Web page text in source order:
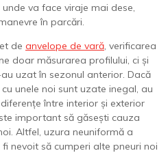
va face viraje mai dese,
în parcări.
de anvelope de vară , verificarea
doar măsurarea profilului, ci și
uzat în sezonul anterior. Dacă
unele noi sunt uzate inegal, au
între interior și exterior
important să găsești cauza
Altfel, uzura neuniformă a
nevoit să cumperi alte pneuri noi